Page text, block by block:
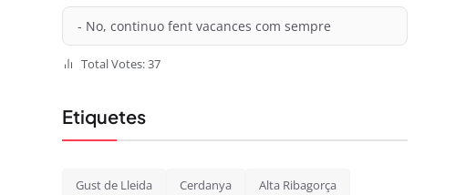
- No, continuo fent vacances com sempre
Total Votes: 37
Etiquetes
Gust de Lleida Cerdanya Alta Ribagorça